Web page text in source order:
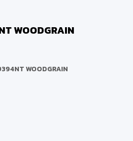
WOODGRAIN
WOODGRAIN